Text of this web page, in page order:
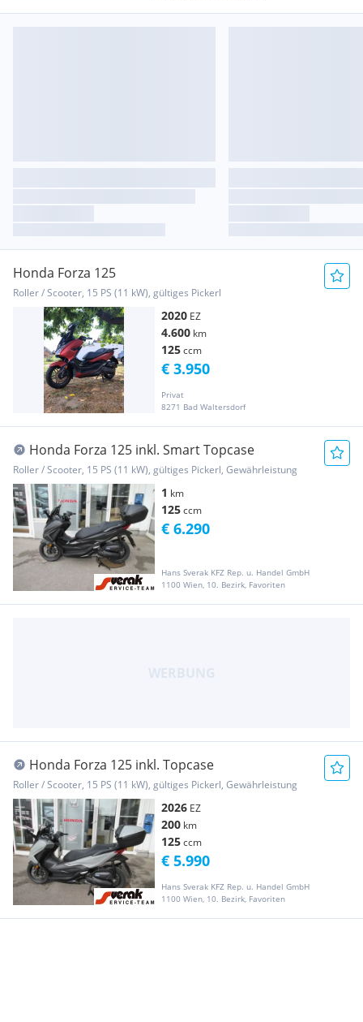
Honda Forza 125
Roller / Scooter, 15 PS (11 kW), gültiges Pickerl
2020 EZ
4.600 km
125ccm
Privat
8271 Bad Waltersdorf
€ 3.950
Honda Forza 125 inkl. Smart Topcase
Roller / Scooter, 15 PS (11 kW), gültiges Pickerl, Gewährleistung
1 km
125ccm
Hans Sverak KFZ Rep. u. Handel GmbH
1100 Wien, 10. Bezirk, Favoriten
€ 6.290
Honda Forza 125 inkl. Topcase
Roller / Scooter, 15 PS (11 kW), gültiges Pickerl, Gewährleistung
2026 EZ
200 km
125ccm
Hans Sverak KFZ Rep. u. Handel GmbH
1100 Wien, 10. Bezirk, Favoriten
€ 5.990